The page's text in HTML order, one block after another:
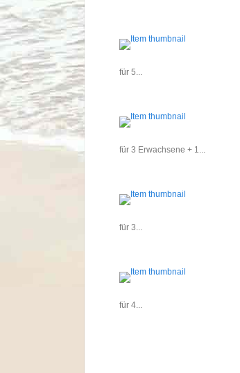
für 5...
für 3 Erwachsene + 1...
für 3...
für 4...